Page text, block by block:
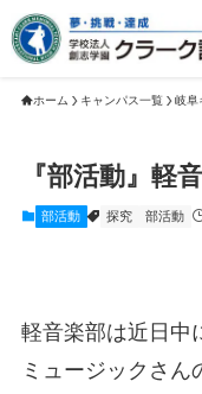
ホーム キャンパス一覧 岐阜
『部活動』軽
部活動 探究 部活動
軽音楽部は近日中
ミュージックさん